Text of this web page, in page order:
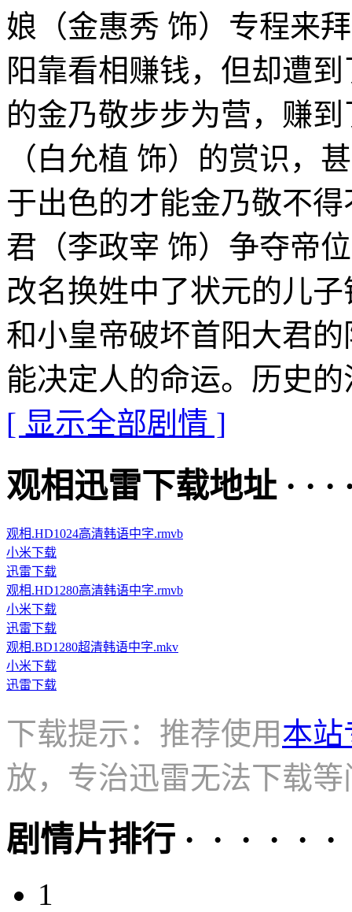
娘（金惠秀 饰）专程来
阳靠看相赚钱，但却遭
的金乃敬步步为营，赚
（白允植 饰）的赏识，
于出色的才能金乃敬不
君（李政宰 饰）争夺帝
改名换姓中了状元的儿
和小皇帝破坏首阳大君
能决定人的命运。历史
[ 显示全部剧情 ]
观相迅雷下载地址 · · ·
观相.HD1024高清韩语中字.rmvb
小米下载
迅雷下载
观相.HD1280高清韩语中字.rmvb
小米下载
迅雷下载
观相.BD1280超清韩语中字.mkv
小米下载
迅雷下载
下载提示：推荐使用本站
放，专治迅雷无法下载等
剧情片排行 · · · · · ·
1